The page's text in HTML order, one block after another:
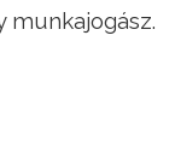
munkajogász.